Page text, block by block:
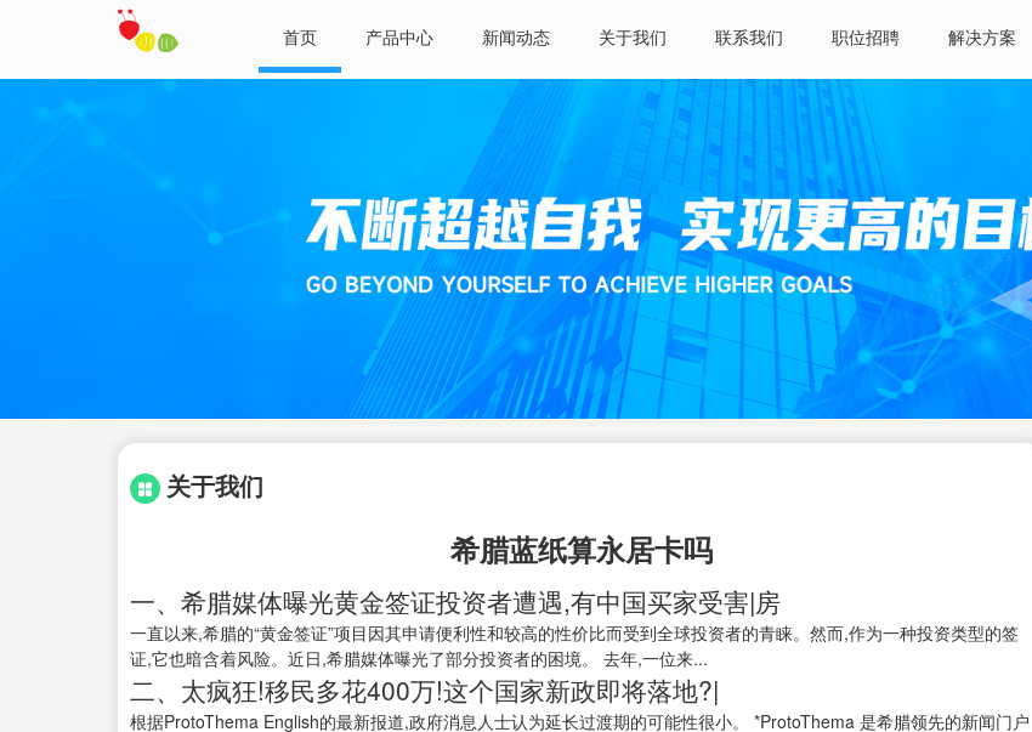
首页 产品中心 新闻动态 关于我们 联系我们 职位招聘 解决方案
关于我们
希腊蓝纸算永居卡吗
一、希腊媒体曝光黄金签证投资者遭遇,有中国买家受害|房
一直以来,希腊的“黄金签证”项目因其申请便利性和较高的性价比而受到全球投资者的青睐。然而,作为一种投资类型的签
证,它也暗含着风险。近日,希腊媒体曝光了部分投资者的困境。 去年,一位来...
二、太疯狂!移民多花400万!这个国家新政即将落地?|
根据ProtoThema English的最新报道,政府消息人士认为延长过渡期的可能性很小。 *ProtoThema 是希腊领先的新闻门户